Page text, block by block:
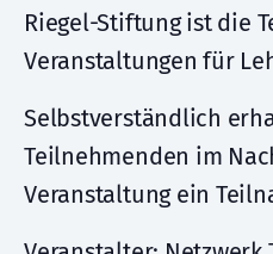
Riegel-Stiftung ist die
Veranstaltungen für
Selbstverständlich
Teilnehmenden im
Veranstaltung ein